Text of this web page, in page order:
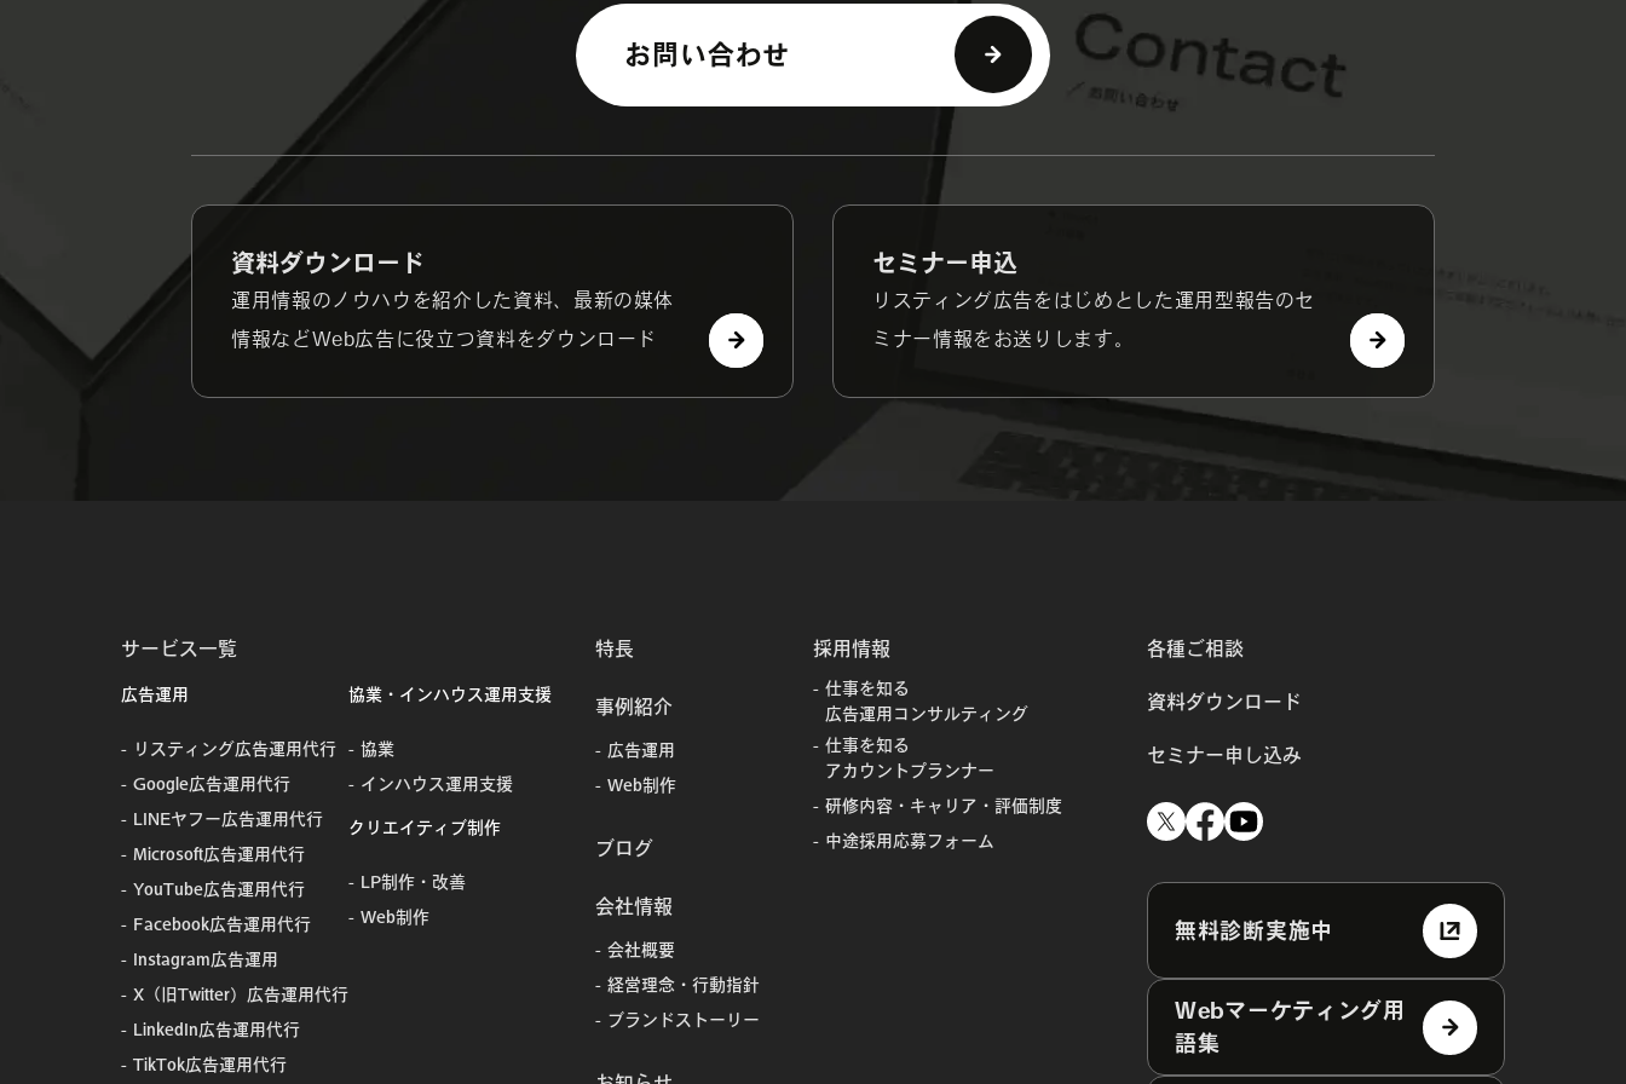
お問い合わせ
資料ダウンロード
運用情報のノウハウを紹介した資料、最新の媒体
情報などWeb広告に役立つ資料をダウンロード
セミナー申込
リスティング広告をはじめとした運用型報告のセ
ミナー情報をお送りします。
サービス一覧
広告運用
リスティング広告運用代行
Google広告運用代行
LINEヤフー広告運用代行
Microsoft広告運用代行
YouTube広告運用代行
Facebook広告運用代行
Instagram広告運用
X（旧Twitter）広告運用代行
LinkedIn広告運用代行
TikTok広告運用代行
協業・インハウス運用支援
協業
インハウス運用支援
クリエイティブ制作
LP制作・改善
Web制作
特長
事例紹介
広告運用
Web制作
ブログ
会社情報
会社概要
経営理念・行動指針
ブランドストーリー
採用情報
仕事を知る
広告運用コンサルティング
仕事を知る
アカウントプランナー
研修内容・キャリア・評価制度
中途採用応募フォーム
各種ご相談
資料ダウンロード
セミナー申し込み
無料診断実施中
Webマーケティング用
語集